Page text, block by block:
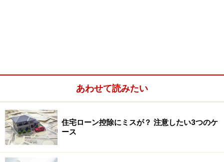
あわせて読みたい
住宅ローン控除にミスが？ 注意したい3つのケ
ース